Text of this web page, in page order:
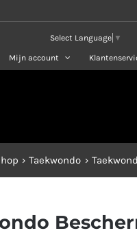
Select Language ▼
Mijn account
Taekwondo